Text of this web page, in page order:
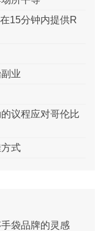
15分钟内提供R
业
议程应对哥伦比
式
袋品牌的灵感